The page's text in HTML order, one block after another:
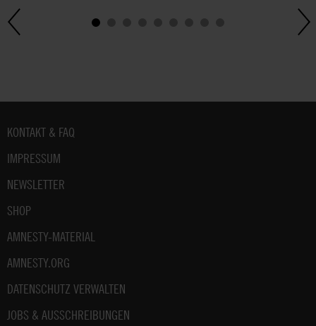
Fußbereich
KONTAKT & FAQ
IMPRESSUM
NEWSLETTER
SHOP
AMNESTY-MATERIAL
AMNESTY.ORG
DATENSCHUTZ VERWALTEN
JOBS & AUSSCHREIBUNGEN